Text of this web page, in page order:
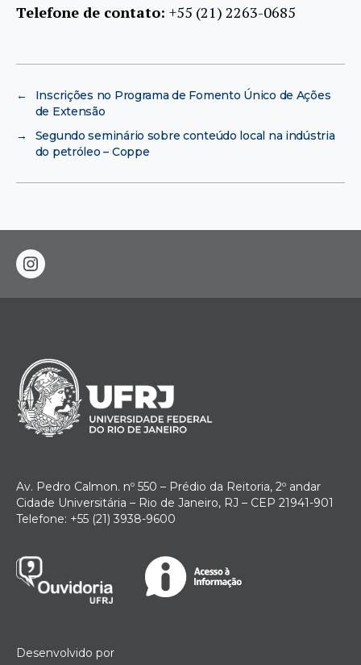
Telefone de contato: +55 (21) 2263-0685
←
Inscrições no Programa de Fomento Único de Ações
de Extensão
→
Segundo seminário sobre conteúdo local na indústria
do petróleo – Coppe
instagram
Av. Pedro Calmon. nº 550 – Prédio da Reitoria, 2º andar
Cidade Universitária – Rio de Janeiro, RJ – CEP 21941-901
Telefone: +55 (21) 3938-9600
Desenvolvido por